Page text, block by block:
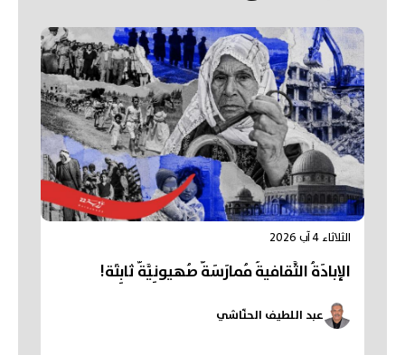
الثلاثاء 4 آب 2026
الإبادَةُ الثَّقافيةُ مُمارَسَةٌ صُهيونِيَّةٌ ثابِتَة!
عبد اللطيف الحنّاشي